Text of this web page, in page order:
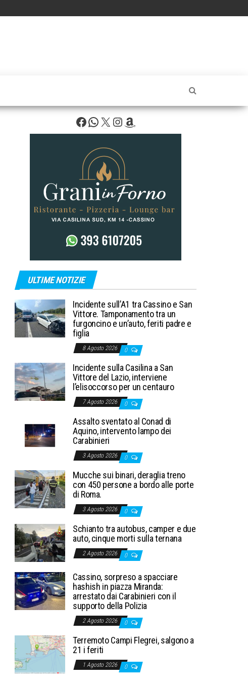
Facebook
WhatsApp
X Instagram
Amazon
ULTIME NOTIZIE
Incidente sull’A1 tra Cassino e San
Vittore. Tamponamento tra un
furgoncino e un’auto, feriti padre e
figlia
8 Agosto 2026 0
Incidente sulla Casilina a San
Vittore del Lazio, interviene
l’elisoccorso per un centauro
7 Agosto 2026 0
Assalto sventato al Conad di
Aquino, intervento lampo dei
Carabinieri
3 Agosto 2026 0
Mucche sui binari, deraglia treno
con 450 persone a bordo alle porte
di Roma.
3 Agosto 2026 0
Schianto tra autobus, camper e due
auto, cinque morti sulla ternana
2 Agosto 2026 0
Cassino, sorpreso a spacciare
hashish in piazza Miranda:
arrestato dai Carabinieri con il
supporto della Polizia
2 Agosto 2026 0
Terremoto Campi Flegrei, salgono a
21 i feriti
1 Agosto 2026 0